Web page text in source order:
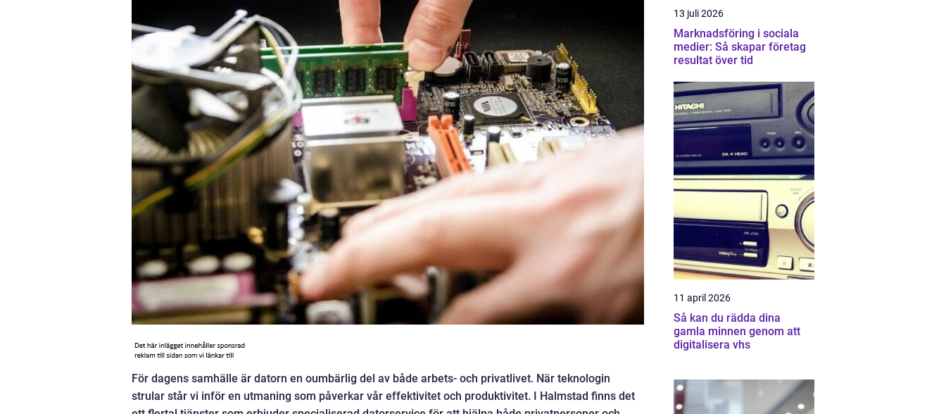
För dagens samhälle är datorn en oumbärlig del av både arbets- och privatlivet. När teknologin
strular står vi inför en utmaning som påverkar vår effektivitet och produktivitet. I Halmstad finns det
13 juli 2026
Marknadsföring i sociala
medier: Så skapar företag
resultat över tid
11 april 2026
Så kan du rädda dina
gamla minnen genom att
digitalisera vhs